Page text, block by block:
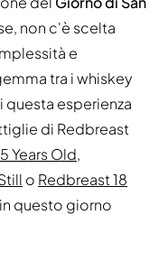
non c'è scelta
e
tra i whiskey
questa esperienza
di Redbreast
Years Old,
o Redbreast 18
questo giorno